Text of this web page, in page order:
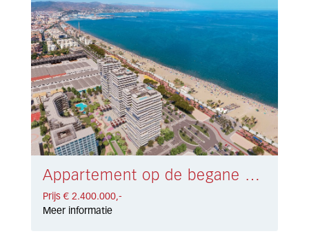
Appartement op de begane grond Málaga € 2.400.000,-
Prijs € 2.400.000,-
Meer informatie